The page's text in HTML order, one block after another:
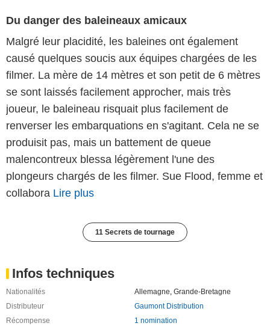
Du danger des baleineaux amicaux
Malgré leur placidité, les baleines ont également
causé quelques soucis aux équipes chargées de les
filmer. La mère de 14 mètres et son petit de 6 mètres
se sont laissés facilement approcher, mais très
joueur, le baleineau risquait plus facilement de
renverser les embarquations en s'agitant. Cela ne se
produisit pas, mais un battement de queue
malencontreux blessa légèrement l'une des
plongeurs chargés de les filmer. Sue Flood, femme et
collabora Lire plus
11 Secrets de tournage
Infos techniques
Nationalités Allemagne, Grande-Bretagne
Distributeur
Gaumont Distribution
Récompense
1 nomination